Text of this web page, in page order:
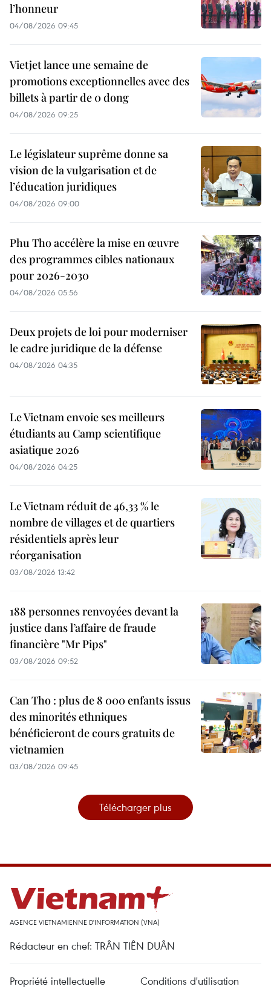
l’honneur
04/08/2026 09:45
Vietjet lance une semaine de
promotions exceptionnelles avec des
billets à partir de 0 dong
04/08/2026 09:25
Le législateur suprême donne sa
vision de la vulgarisation et de
l’éducation juridiques
04/08/2026 09:00
Phu Tho accélère la mise en œuvre
des programmes cibles nationaux
pour 2026-2030
04/08/2026 05:56
Deux projets de loi pour moderniser
le cadre juridique de la défense
04/08/2026 04:35
Le Vietnam envoie ses meilleurs
étudiants au Camp scientifique
asiatique 2026
04/08/2026 04:25
Le Vietnam réduit de 46,33 % le
nombre de villages et de quartiers
résidentiels après leur
réorganisation
03/08/2026 13:42
188 personnes renvoyées devant la
justice dans l’affaire de fraude
financière "Mr Pips"
03/08/2026 09:52
Can Tho : plus de 8 000 enfants issus
des minorités ethniques
bénéficieront de cours gratuits de
vietnamien
03/08/2026 09:45
Télécharger plus
AGENCE VIETNAMIENNE D'INFORMATION (VNA)
Rédacteur en chef: TRÂN TIÊN DUÂN
Propriété intellectuelle Conditions d'utilisation